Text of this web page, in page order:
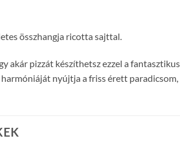
összhangja ricotta sajttal.
akár pizzát készíthetsz ezzel a
nyújtja a friss érett